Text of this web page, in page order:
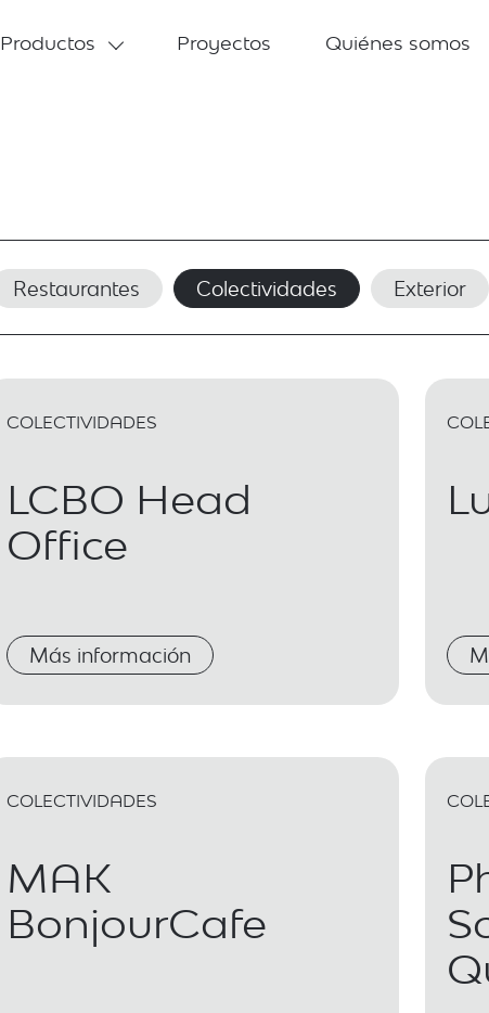
Productos Proyectos Quiénes somos
Restaurantes Colectividades Exterior
COLECTIVIDADES
LCBO Head
Office
Más información
COLECTIVIDADES
MAK
BonjourCafe